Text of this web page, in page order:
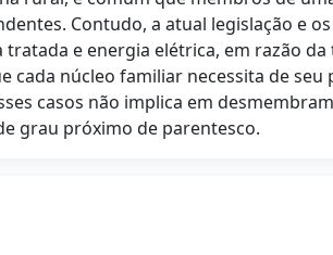
Contudo, a atual legislação e
e energia elétrica, em razão
cada núcleo familiar necessita de
casos não implica em
grau próximo de parentesco.